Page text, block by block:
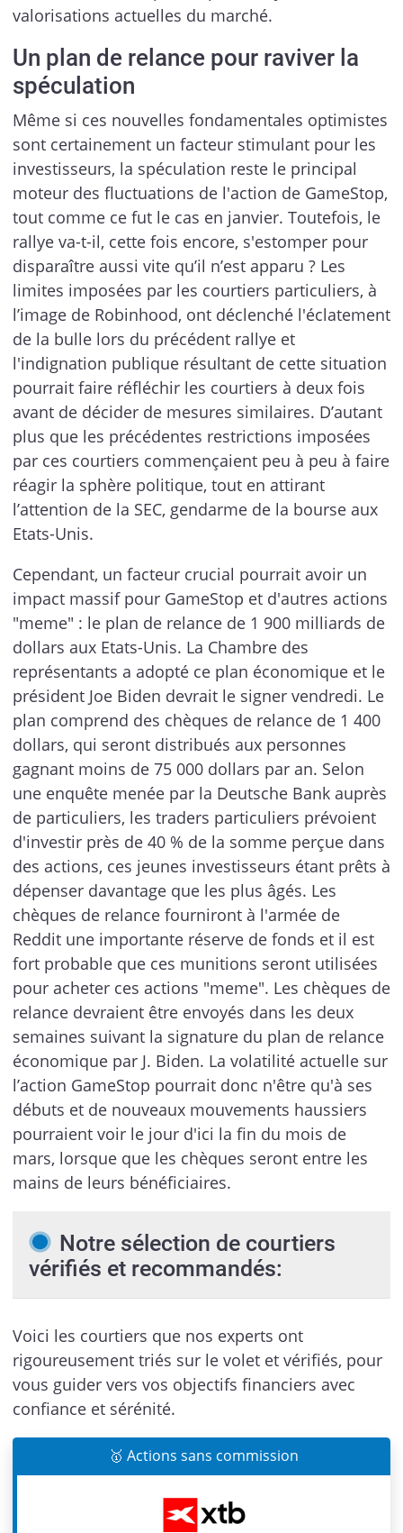
valorisations actuelles du marché.
Un plan de relance pour raviver la
spéculation
Même si ces nouvelles fondamentales optimistes
sont certainement un facteur stimulant pour les
investisseurs, la spéculation reste le principal
moteur des fluctuations de l'action de GameStop,
tout comme ce fut le cas en janvier. Toutefois, le
rallye va-t-il, cette fois encore, s'estomper pour
disparaître aussi vite qu’il n’est apparu ? Les
limites imposées par les courtiers particuliers, à
l’image de Robinhood, ont déclenché l'éclatement
de la bulle lors du précédent rallye et
l'indignation publique résultant de cette situation
pourrait faire réfléchir les courtiers à deux fois
avant de décider de mesures similaires. D’autant
plus que les précédentes restrictions imposées
par ces courtiers commençaient peu à peu à faire
réagir la sphère politique, tout en attirant
l’attention de la SEC, gendarme de la bourse aux
Etats-Unis.
Cependant, un facteur crucial pourrait avoir un
impact massif pour GameStop et d'autres actions
"meme" : le plan de relance de 1 900 milliards de
dollars aux Etats-Unis. La Chambre des
représentants a adopté ce plan économique et le
président Joe Biden devrait le signer vendredi. Le
plan comprend des chèques de relance de 1 400
dollars, qui seront distribués aux personnes
gagnant moins de 75 000 dollars par an. Selon
une enquête menée par la Deutsche Bank auprès
de particuliers, les traders particuliers prévoient
d'investir près de 40 % de la somme perçue dans
des actions, ces jeunes investisseurs étant prêts à
dépenser davantage que les plus âgés. Les
chèques de relance fourniront à l'armée de
Reddit une importante réserve de fonds et il est
fort probable que ces munitions seront utilisées
pour acheter ces actions "meme". Les chèques de
relance devraient être envoyés dans les deux
semaines suivant la signature du plan de relance
économique par J. Biden. La volatilité actuelle sur
l’action GameStop pourrait donc n'être qu'à ses
débuts et de nouveaux mouvements haussiers
pourraient voir le jour d'ici la fin du mois de
mars, lorsque que les chèques seront entre les
mains de leurs bénéficiaires.
Notre sélection de courtiers
vérifiés et recommandés:
Voici les courtiers que nos experts ont
rigoureusement triés sur le volet et vérifiés, pour
vous guider vers vos objectifs financiers avec
confiance et sérénité.
🥇 Actions sans commission